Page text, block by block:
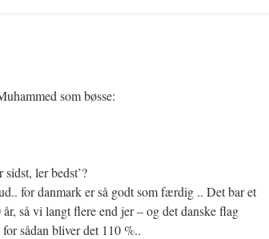
som bøsse:
ler bedst’?
for danmark er så godt som færdig .. Det bar et
så vi langt flere end jer – og det danske flag
sådan bliver det 110 %..